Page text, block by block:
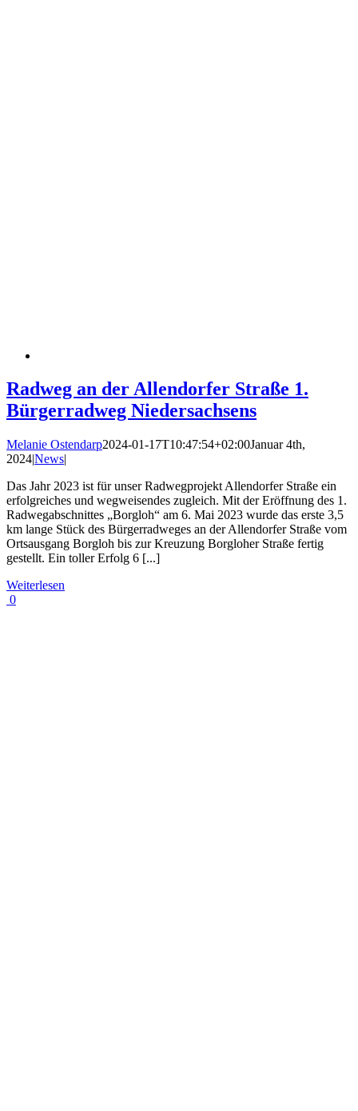
Radweg an der Allendorfer Straße 1.
Bürgerradweg Niedersachsens
Melanie Ostendarp2024-01-17T10:47:54+02:00Januar 4th,
2024|News|
Das Jahr 2023 ist für unser Radwegprojekt Allendorfer Straße ein
erfolgreiches und wegweisendes zugleich. Mit der Eröffnung des 1.
Radwegabschnittes „Borgloh“ am 6. Mai 2023 wurde das erste 3,5
km lange Stück des Bürgerradweges an der Allendorfer Straße vom
Ortsausgang Borgloh bis zur Kreuzung Borgloher Straße fertig
gestellt. Ein toller Erfolg 6 [...]
Weiterlesen
0